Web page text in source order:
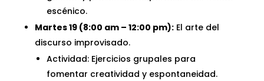
escénico.
Martes 19 (8:00 am – 12:00 pm):El arte del
discurso improvisado.
Actividad: Ejercicios grupales para
fomentar creatividad y espontaneidad.